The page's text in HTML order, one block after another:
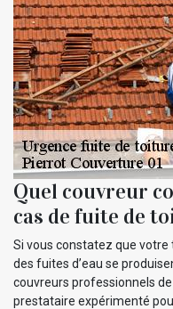
Quel couvreur
cas de fuite de
Si vous constatez que
des fuites d’eau se
couvreurs professionnels
prestataire expérimenté